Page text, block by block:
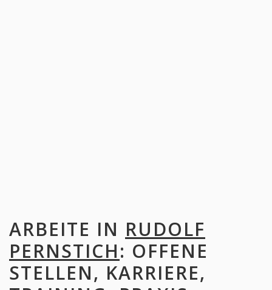
ARBEITE IN RUDOLF
PERNSTICH: OFFENE
STELLEN, KARRIERE,